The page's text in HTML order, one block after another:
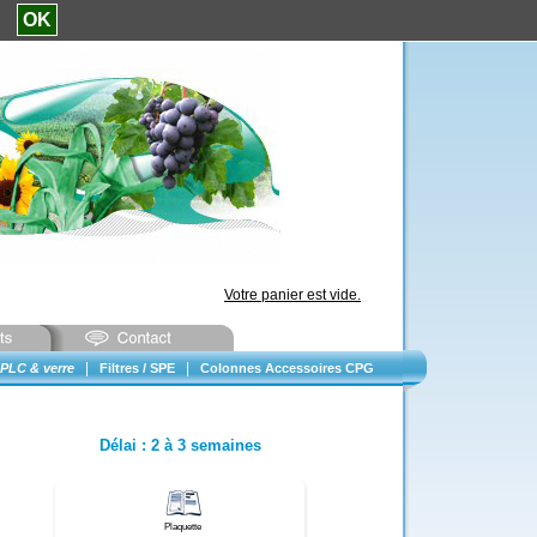
Votre panier est vide.
& verre Filtres / SPE Colonnes Accessoires CPG
Délai : 2 à 3 semaines
Plaquette
OK